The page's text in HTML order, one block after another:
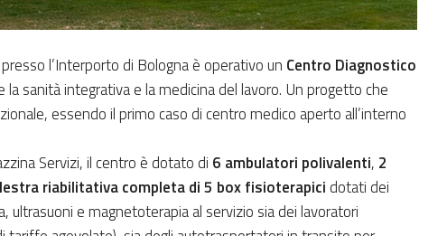
l’Interporto di Bologna è operativo un Centro Diagnostico
la sanità integrativa e la medicina del lavoro. Un progetto che
essendo il primo caso di centro medico aperto all’interno
Servizi, il centro è dotato di 6 ambulatori polivalenti, 2
riabilitativa completa di 5 box fisioterapici dotati dei
ultrasuoni e magnetoterapia al servizio sia dei lavoratori